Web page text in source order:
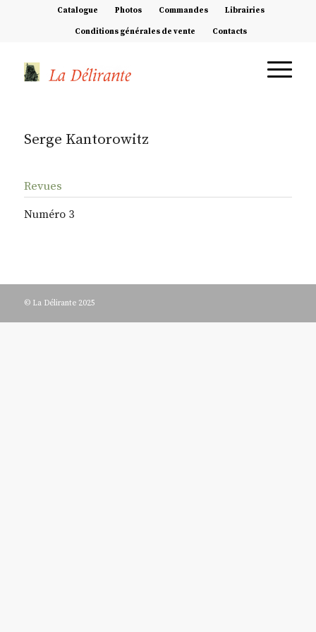
Catalogue Photos Commandes Librairies
Conditions générales de vente Contacts
Serge Kantorowitz
Revues
Numéro 3
© La Délirante 2025